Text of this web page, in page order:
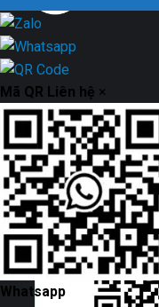
Mã QR Liên hệ ×
Whatsapp